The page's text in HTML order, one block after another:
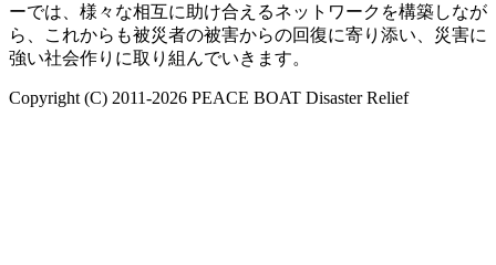
ーでは、様々な相互に助け合えるネットワークを構築しなが
ら、これからも被災者の被害からの回復に寄り添い、災害に
強い社会作りに取り組んでいきます。
Copyright (C) 2011-2026 PEACE BOAT Disaster Relief